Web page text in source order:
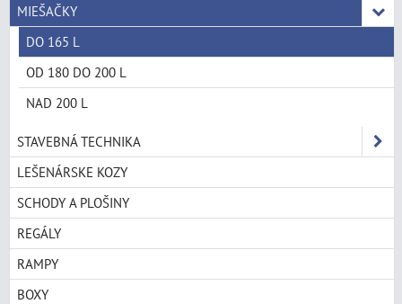
MIEŠAČKY
DO 165 L
OD 180 DO 200 L
NAD 200 L
STAVEBNÁ TECHNIKA
LEŠENÁRSKE KOZY
SCHODY A PLOŠINY
REGÁLY
RAMPY
BOXY